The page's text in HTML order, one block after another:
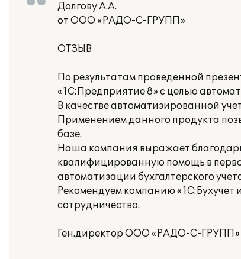
Долгову А.А.
от ООО «РАДО-С-ГРУПП»
ОТЗЫВ
По результатам проведенной
«1С:Предприятие 8» с целью
В качестве автоматизированной
Применением данного продукта
базе.
Наша компания выражает
квалифицированную помощь в
автоматизации бухгалтерского
Рекомендуем компанию «1С:Бухучет
сотрудничество.
Ген.директор ООО «РАДО-С-ГРУПП»